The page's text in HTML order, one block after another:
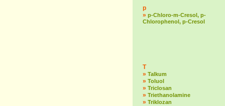
p
» p-Chloro-m-Cresol, p-
Chlorophenol, p-Cresol
T
» Talkum
» Toluol
» Triclosan
» Triethanolamine
» Triklozan